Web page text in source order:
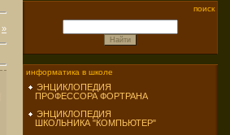
»
поиск
информатика в школе
ЭНЦИКЛОПЕДИЯ
ПРОФЕССОРА ФОРТРАНА
ЭНЦИКЛОПЕДИЯ
ШКОЛЬНИКА "КОМПЬЮТЕР"